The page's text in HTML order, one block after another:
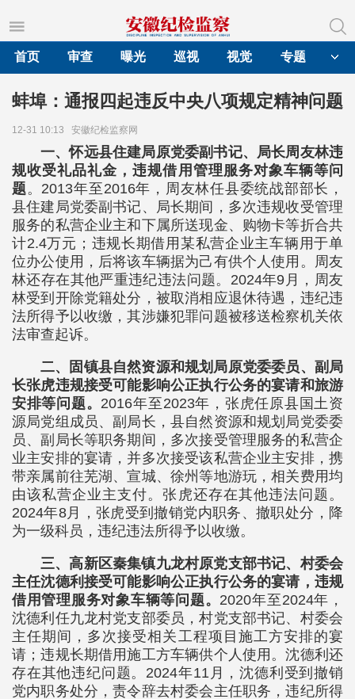
首页
审查 曝光 巡视 视觉 专题
蚌埠：通报四起违反中央八项规定精神问题
12-31 10:13 安徽纪检监察网
一、怀远县住建局原党委副书记、局长周友林违
规收受礼品礼金，违规借用管理服务对象车辆等问
题。2013年至2016年，周友林任县委统战部部长，
县住建局党委副书记、局长期间，多次违规收受管理
服务的私营企业主和下属所送现金、购物卡等折合共
计2.4万元；违规长期借用某私营企业主车辆用于单
位办公使用，后将该车辆据为己有供个人使用。周友
林还存在其他严重违纪违法问题。2024年9月，周友
林受到开除党籍处分，被取消相应退休待遇，违纪违
法所得予以收缴，其涉嫌犯罪问题被移送检察机关依
法审查起诉。
二、固镇县自然资源和规划局原党委委员、副局
长张虎违规接受可能影响公正执行公务的宴请和旅游
安排等问题。 2016年至2023年，张虎任原县国土资
源局党组成员、副局长，县自然资源和规划局党委委
员、副局长等职务期间，多次接受管理服务的私营企
业主安排的宴请，并多次接受该私营企业主安排，携
带亲属前往芜湖、宣城、徐州等地游玩，相关费用均
由该私营企业主支付。张虎还存在其他违法问题。
2024年8月，张虎受到撤销党内职务、撤职处分，降
为一级科员，违纪违法所得予以收缴。
三、高新区秦集镇九龙村原党支部书记、村委会
主任沈德利接受可能影响公正执行公务的宴请，违规
借用管理服务对象车辆等问题。 2020年至2024年，
沈德利任九龙村党支部委员，村党支部书记、村委会
主任期间，多次接受相关工程项目施工方安排的宴
请；违规长期借用施工方车辆供个人使用。沈德利还
存在其他违纪问题。2024年11月，沈德利受到撤销
党内职务处分，责令辞去村委会主任职务，违纪所得